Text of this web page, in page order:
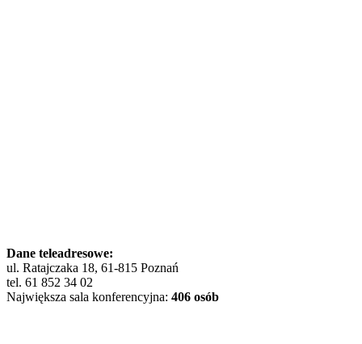
Dane teleadresowe:
ul. Ratajczaka 18, 61-815 Poznań
tel. 61 852 34 02
Największa sala konferencyjna: 406 osób